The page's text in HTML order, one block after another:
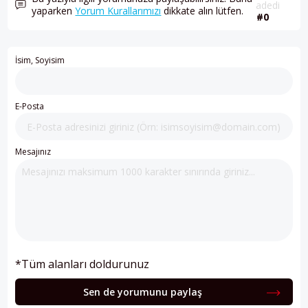
yaparkenYorum Kurallarımızı dikkate alın lütfen.
adedi
#0
İsim, Soyisim
E-Posta
Mesajınız
*Tüm alanları doldurunuz
Sen de yorumunu paylaş